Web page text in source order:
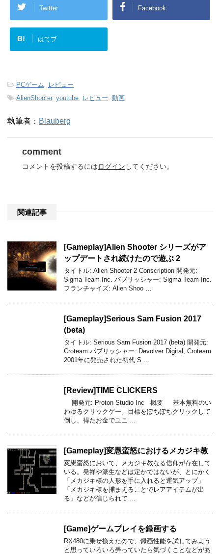
Twitter Facebook
B! はてブ
-PCゲーム
レビュー
-AlienShooter, youtube レビュー 動画
執筆者： Blauberg
comment
コメントを投稿するにはログイン してください。
関連記事
[Gameplay]Alien Shooter シリーズがア
ップデートされ続けたので遊ぶ 2
タイトル: Alien Shooter 2 Conscription 開発元:
Sigma Team Inc. パブリッシャー: Sigma Team Inc.
フランチャイズ: Alien Shoo …
[Gameplay]Serious Sam Fusion 2017
(beta)
タイトル: Serious Sam Fusion 2017 (beta) 開発元:
Croteam パブリッシャー: Devolver Digital, Croteam
2001年に発売された初代 S …
[Review]TIME CLICKERS
開発元: Proton Studio Inc 概要 基本無料のい
わゆるクリックゲー。目標をぽちぽちクリックして
倒し、得たお金でユニ …
[Gameplay]変愚蛮怒におけるメカジキ教
変愚蛮怒において、メカジキ教なる信仰が存在して
いる。発祥や派生などは定かではないが、とにかく
「メカジキ様の人形を手に入れると運気アップ」
「メカジキ様を捕まえることでレアアイテムが出
る」などが信じられて …
[Game]ゲームプレイを録画する
RX480に乗せ換えたので、録画性能を試してみよう
と思っていろいろ弄っていたら気づくことなどがあ